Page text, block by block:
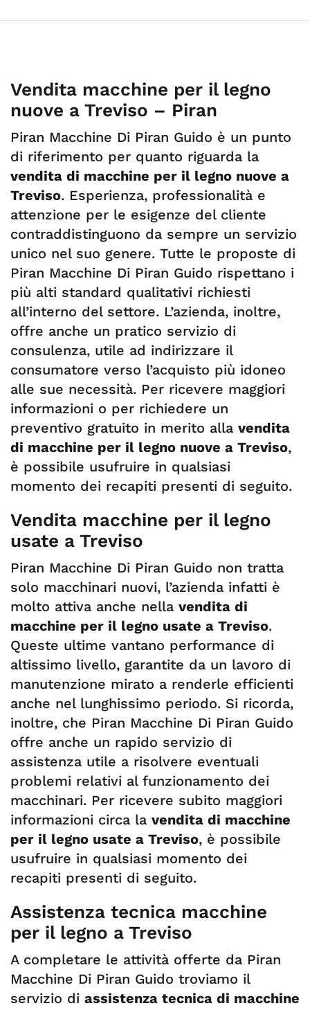
Vendita macchine per il legno
nuove a Treviso – Piran
Piran Macchine Di Piran Guido è un punto
di riferimento per quanto riguarda la
vendita di macchine per il legno nuove a
Treviso. Esperienza, professionalità e
attenzione per le esigenze del cliente
contraddistinguono da sempre un servizio
unico nel suo genere. Tutte le proposte di
Piran Macchine Di Piran Guido rispettano i
più alti standard qualitativi richiesti
all’interno del settore. L’azienda, inoltre,
offre anche un pratico servizio di
consulenza, utile ad indirizzare il
consumatore verso l’acquisto più idoneo
alle sue necessità. Per ricevere maggiori
informazioni o per richiedere un
preventivo gratuito in merito alla vendita
di macchine per il legno nuove a Treviso,
è possibile usufruire in qualsiasi
momento dei recapiti presenti di seguito.
Vendita macchine per il legno
usate a Treviso
Piran Macchine Di Piran Guido non tratta
solo macchinari nuovi, l’azienda infatti è
molto attiva anche nella vendita di
macchine per il legno usate a Treviso.
Queste ultime vantano performance di
altissimo livello, garantite da un lavoro di
manutenzione mirato a renderle efficienti
anche nel lunghissimo periodo. Si ricorda,
inoltre, che Piran Macchine Di Piran Guido
offre anche un rapido servizio di
assistenza utile a risolvere eventuali
problemi relativi al funzionamento dei
macchinari. Per ricevere subito maggiori
informazioni circa la vendita di macchine
per il legno usate a Treviso, è possibile
usufruire in qualsiasi momento dei
recapiti presenti di seguito.
Assistenza tecnica macchine
per il legno a Treviso
A completare le attività offerte da Piran
Macchine Di Piran Guido troviamo il
servizio di assistenza tecnica di macchine